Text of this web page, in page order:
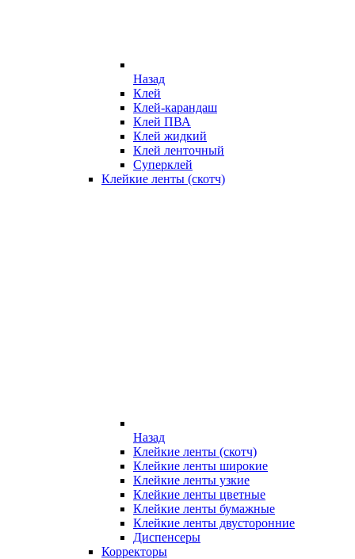
Назад
Клей
Клей-карандаш
Клей ПВА
Клей жидкий
Клей ленточный
Суперклей
Клейкие ленты (скотч)
Назад
Клейкие ленты (скотч)
Клейкие ленты широкие
Клейкие ленты узкие
Клейкие ленты цветные
Клейкие ленты бумажные
Клейкие ленты двусторонние
Диспенсеры
Корректоры